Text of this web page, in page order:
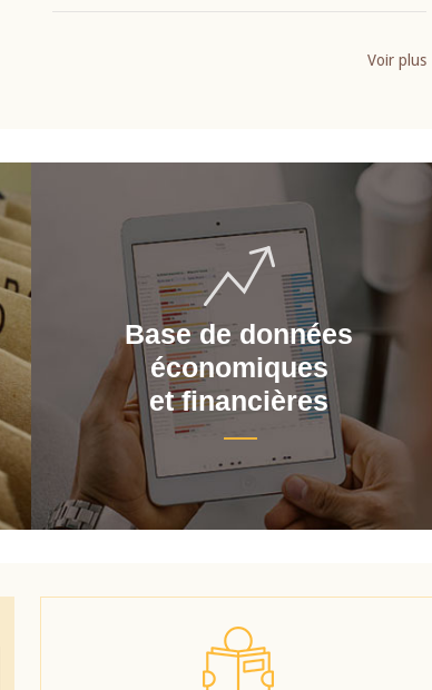
Voir plus
Base de données
économiques
et financières